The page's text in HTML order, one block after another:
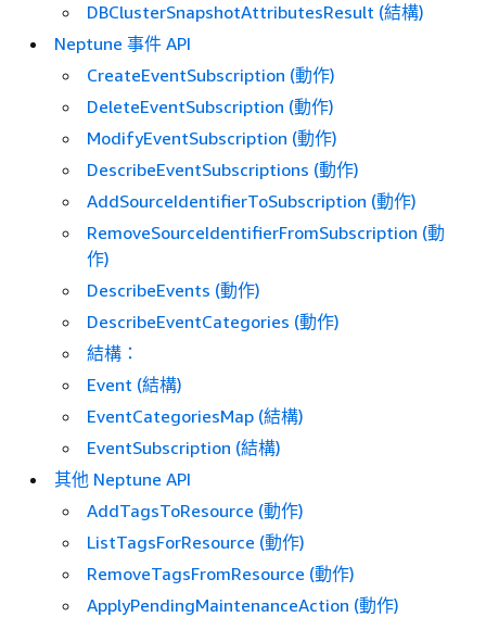
DBClusterSnapshotAttributesResult (結構)
Neptune 事件 API
CreateEventSubscription (動作)
DeleteEventSubscription (動作)
ModifyEventSubscription (動作)
DescribeEventSubscriptions (動作)
AddSourceIdentifierToSubscription (動作)
RemoveSourceIdentifierFromSubscription (動
作)
DescribeEvents (動作)
DescribeEventCategories (動作)
結構：
Event (結構)
EventCategoriesMap (結構)
EventSubscription (結構)
其他 Neptune API
AddTagsToResource (動作)
ListTagsForResource (動作)
RemoveTagsFromResource (動作)
ApplyPendingMaintenanceAction (動作)